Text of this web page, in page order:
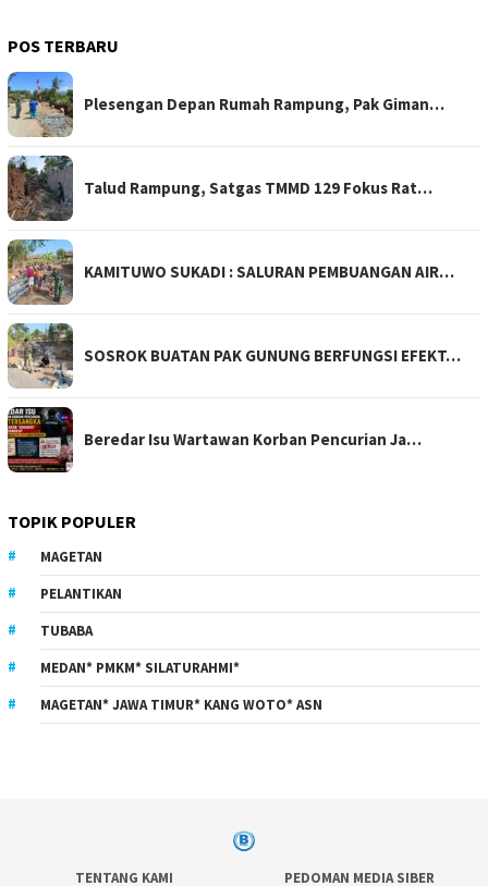
POS TERBARU
Plesengan Depan Rumah Rampung, Pak Giman…
Talud Rampung, Satgas TMMD 129 Fokus Rat…
KAMITUWO SUKADI : SALURAN PEMBUANGAN AIR…
SOSROK BUATAN PAK GUNUNG BERFUNGSI EFEKT…
Beredar Isu Wartawan Korban Pencurian Ja…
TOPIK POPULER
MAGETAN
PELANTIKAN
TUBABA
MEDAN* PMKM* SILATURAHMI*
MAGETAN* JAWA TIMUR* KANG WOTO* ASN
TENTANG KAMI PEDOMAN MEDIA SIBER